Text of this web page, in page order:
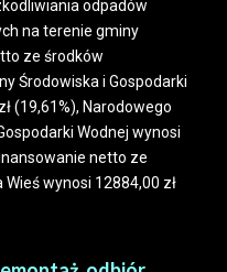
odpadów
na terenie gminy
ze środków
Środowiska i Gospodarki
(19,61%), Narodowego
Wodnej wynosi
netto ze
wynosi 12884,00 zł